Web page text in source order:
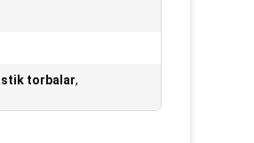
torbalar,